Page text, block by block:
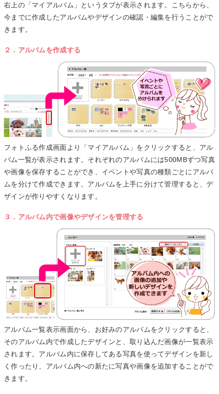
右上の「マイアルバム」というタブが表示されます。こちらから、
今までに作成したアルバムやデザインの確認・編集を行うことがで
きます。
２．アルバムを作成する
フォトふる作成画面より「マイアルバム」をクリックすると、アル
バム一覧が表示されます。それぞれのアルバムには500MBずつ写真
や画像を保存することができ、イベントや写真の種類ごとにアルバ
ムを分けて作成できます。アルバムを上手に分けて管理すると、デ
ザインが作りやすくなります。
３．アルバム内で画像やデザインを管理する
アルバム一覧表示画面から、お好みのアルバムをクリックすると、
そのアルバム内で作成したデザインと、取り込んだ画像が一覧表示
されます。アルバム内に保存してある写真を使ってデザインを新し
く作ったり、アルバム内への新たに写真や画像を追加することがで
きます。